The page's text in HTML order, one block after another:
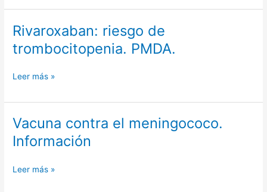
Rivaroxaban: riesgo de
trombocitopenia. PMDA.
Rivaroxaban:
de
PMDA.
Leer más »
Vacuna contra el meningococo.
Información
Vacuna
contra
el
Información
Leer más »